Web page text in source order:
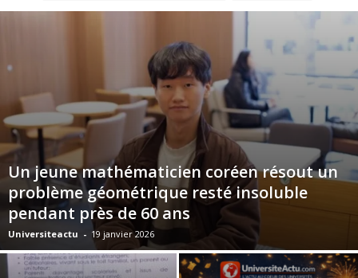
Un jeune mathématicien coréen résout un
problème géométrique resté insoluble
pendant près de 60 ans
Universiteactu - 19 janvier 2026